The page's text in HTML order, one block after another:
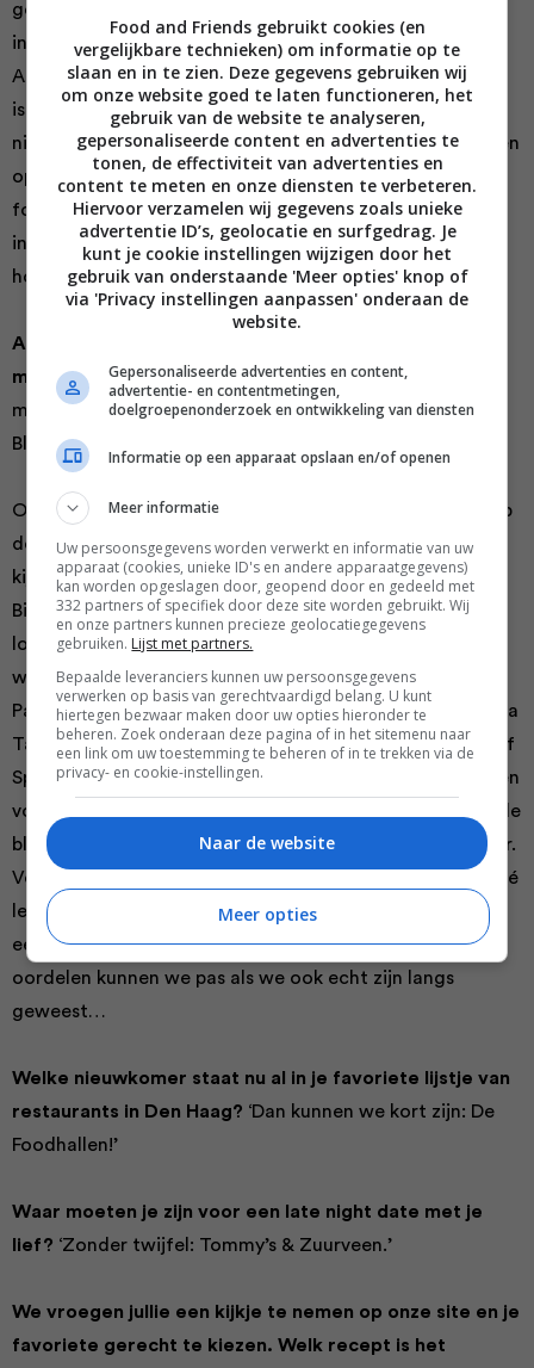
gezien worden! Het heeft even tijd gekost maar
inmiddels weten startende ondernemers dat naast
Amsterdam en Rotterdam ook Den Haag een hippe stad
is op het gebied van horeca. Steeds vaker zagen we
nieuwe, hippe restaurantjes en koffiebarretjes hun deuren
openen. Dat niet alleen, ook de grote concepten als
foodhallen en unieke concepten durven het aan. En op
industriële gebieden als de Binckhorst zijn ook
horecaconcepten in opkomst. Te gek toch!’
Als we een rondje stad doen, welke vijf culi-stops
moeten we beslist maken?‘Onze top 5 plekjes van dit
moment zijn: Dekxels, De Groene Parel, La Tapa,
Bleyenberg en Ich Bin Ein Hamburger.’
Oké, die moeten we natuurlijk meteen even checken. Op
de website van Dekxels nemen we uiteraard even een
kijkje op de menukaart. En man, wat een lekkers!
Bijzondere combinaties schieten je om de oren:
lotusbroodjes met krab, samosa’s met pompoen en een
warm chocoladetaartje met mandarijnijs. Bij De Groene
Parel sieren de vissen uit onze eigen zee de scepter, bij La
Tapa zit je goed voor een rondje Spaanse tapas (inclusief
Spaanse klassiekers: padron pepers, jambon en carrilla) en
voor een hamburger geloven we Bram en Stephanie op de
blote ogen: hiervoor gaan we naar Ich Bin Ein Hamburger.
Vergeten we bijna Bleyenberg, een hippe hotspots met té
leuke foto’s op de website. Deze staat bij ons op het
eerste gezicht misschien wel op nummer één. Maar echt
oordelen kunnen we pas als we ook echt zijn langs
geweest…
Welke nieuwkomer staat nu al in je favoriete lijstje van
restaurants in Den Haag? ‘Dan kunnen we kort zijn: De
Foodhallen!’
Waar moeten je zijn voor een late night date met je
lief? ‘Zonder twijfel: Tommy’s & Zuurveen.’
We vroegen jullie een kijkje te nemen op onze site en je
favoriete gerecht te kiezen. Welk recept is het
Food and Friends gebruikt cookies (en
vergelijkbare technieken) om informatie op te
slaan en in te zien. Deze gegevens gebruiken wij
om onze website goed te laten functioneren, het
gebruik van de website te analyseren,
gepersonaliseerde content en advertenties te
tonen, de effectiviteit van advertenties en
content te meten en onze diensten te verbeteren.
Hiervoor verzamelen wij gegevens zoals unieke
advertentie ID’s, geolocatie en surfgedrag. Je
kunt je cookie instellingen wijzigen door het
gebruik van onderstaande 'Meer opties' knop of
via 'Privacy instellingen aanpassen' onderaan de
website.
Gepersonaliseerde advertenties en content,
advertentie- en contentmetingen,
doelgroepenonderzoek en ontwikkeling van diensten
Informatie op een apparaat opslaan en/of openen
Meer informatie
Uw persoonsgegevens worden verwerkt en informatie van uw
apparaat (cookies, unieke ID's en andere apparaatgegevens)
kan worden opgeslagen door, geopend door en gedeeld met
332 partners of specifiek door deze site worden gebruikt. Wij
en onze partners kunnen precieze geolocatiegegevens
gebruiken. Lijst met partners.
Bepaalde leveranciers kunnen uw persoonsgegevens
verwerken op basis van gerechtvaardigd belang. U kunt
hiertegen bezwaar maken door uw opties hieronder te
beheren. Zoek onderaan deze pagina of in het sitemenu naar
een link om uw toestemming te beheren of in te trekken via de
privacy- en cookie-instellingen.
Naar de website
Meer opties